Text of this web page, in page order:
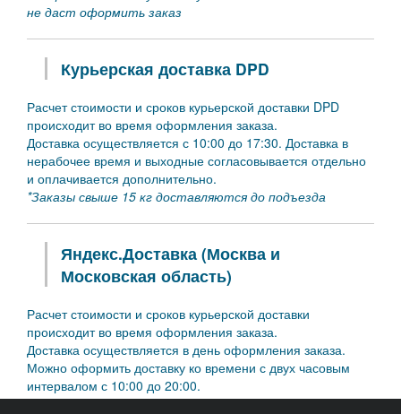
не даст оформить заказ
Курьерская доставка DPD
Расчет стоимости и сроков курьерской доставки DPD
происходит во время оформления заказа.
Доставка осуществляется с 10:00 до 17:30. Доставка в
нерабочее время и выходные согласовывается отдельно
и оплачивается дополнительно.
*Заказы свыше 15 кг доставляются до подъезда
Яндекс.Доставка (Москва и
Московская область)
Расчет стоимости и сроков курьерской доставки
происходит во время оформления заказа.
Доставка осуществляется в день оформления заказа.
Можно оформить доставку ко времени с двух часовым
интервалом с 10:00 до 20:00.
*Яндекс.Доставка доставляет Ваш заказ до подъезда.